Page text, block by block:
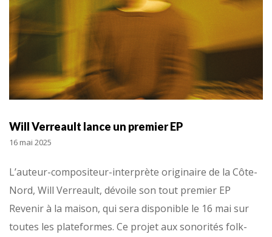
Will Verreault lance un premier EP
16 mai 2025
L’auteur-compositeur-interprète originaire de la Côte-
Nord, Will Verreault, dévoile son tout premier EP
Revenir à la maison, qui sera disponible le 16 mai sur
toutes les plateformes. Ce projet aux sonorités folk-